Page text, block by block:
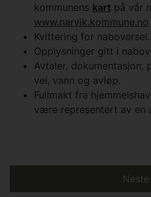
kommunens kart på vår
www.narvik.kommune.no
Kvittering for nabovarsel.
Opplysninger gitt i
Avtaler,
vei, vann og avløp.
Fullmakt fra
være representert av en
Neste